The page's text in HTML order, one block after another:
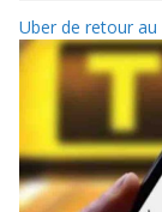
Uber de retour